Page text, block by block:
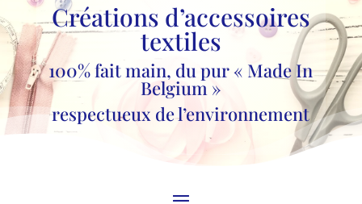
Créations d’accessoires
textiles
100% fait main, du pur « Made In
Belgium »
respectueux de l’environnement